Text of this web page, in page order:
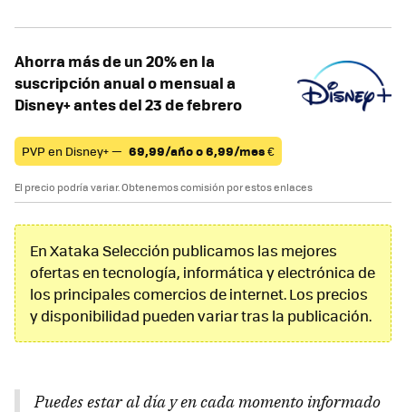
Ahorra más de un 20% en la
suscripción anual o mensual a
Disney+ antes del 23 de febrero
PVP en Disney+ — 69,99/año o 6,99/mes€
El precio podría variar. Obtenemos comisión por estos enlaces
En Xataka Selección publicamos las mejores
ofertas en tecnología, informática y electrónica de
los principales comercios de internet. Los precios
y disponibilidad pueden variar tras la publicación.
Puedes estar al día y en cada momento informado